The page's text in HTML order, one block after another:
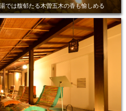
では馥郁たる木曽五木の香も愉しめる